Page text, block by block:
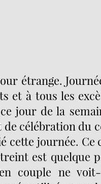
étrange.
et à tous les
jour de la
de célébration du
cette journée.
est quelque
couple ne